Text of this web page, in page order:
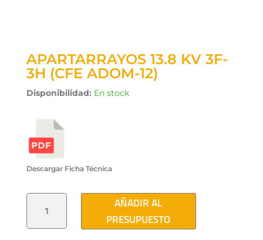
APARTARRAYOS 13.8 KV 3F-
3H (CFE ADOM-12)
Disponibilidad: En stock
Descargar Ficha Técnica
APARTARRAYOS
3H
AÑADIR AL
PRESUPUESTO